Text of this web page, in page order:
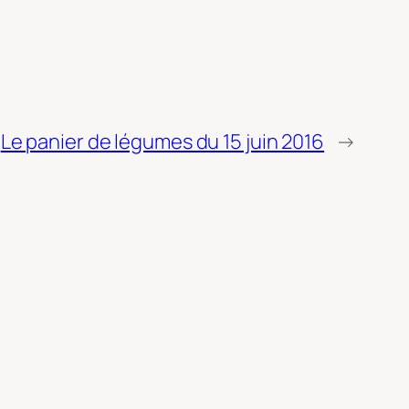
Le panier de légumes du 15 juin 2016 →